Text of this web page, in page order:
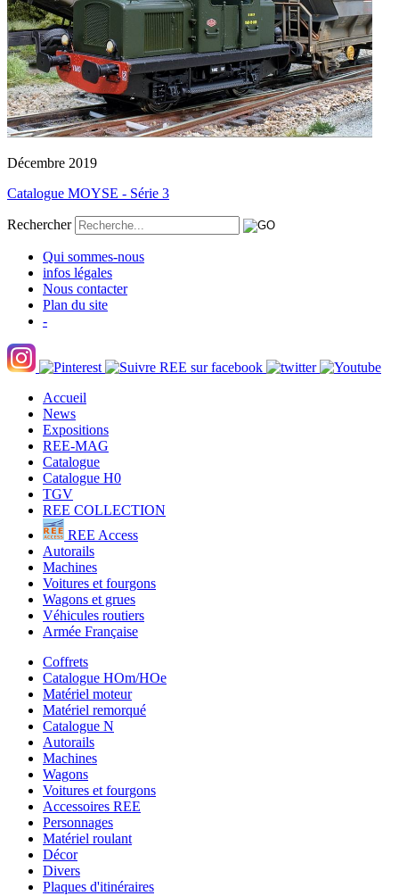
Décembre 2019
Catalogue MOYSE - Série 3
Rechercher
Qui sommes-nous
infos légales
Nous contacter
Plan du site
-
Accueil
News
Expositions
REE-MAG
Catalogue
Catalogue H0
TGV
REE COLLECTION
REE Access
Autorails
Machines
Voitures et fourgons
Wagons et grues
Véhicules routiers
Armée Française
Coffrets
Catalogue HOm/HOe
Matériel moteur
Matériel remorqué
Catalogue N
Autorails
Machines
Wagons
Voitures et fourgons
Accessoires REE
Personnages
Matériel roulant
Décor
Divers
Plaques d'itinéraires